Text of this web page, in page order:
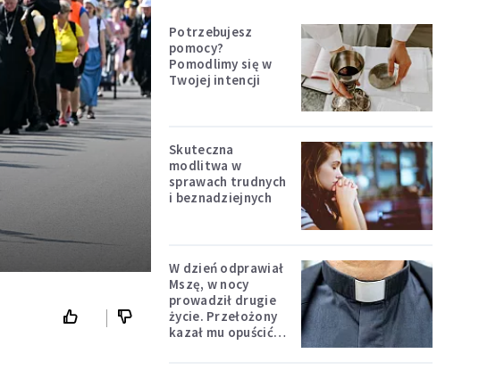
Potrzebujesz
pomocy?
Pomodlimy się w
Twojej intencji
Skuteczna
modlitwa w
sprawach trudnych
i beznadziejnych
W dzień odprawiał
Mszę, w nocy
prowadził drugie
życie. Przełożony
kazał mu opuścić